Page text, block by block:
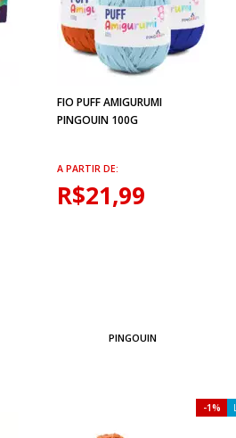
FIO PUFF AMIGURUMI
PINGOUIN 100G
A PARTIR DE:
R$21,99
PINGOUIN
1%